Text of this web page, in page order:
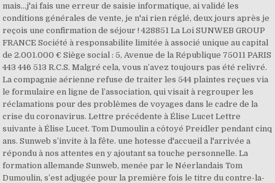
mais...j'ai fais une erreur de saisie informatique, ai validé les
conditions générales de vente, je n'ai rien réglé, deux jours après je
reçois une confirmation de séjour ! 428851 La Loi SUNWEB GROUP
FRANCE Société à responsabilite limitée à associé unique au capital
de 2.001.000 € Siège social : 5, Avenue de la République 75011 PARIS
443 446 513 R.C.S. Malgré cela, vous n’avez toujours pas été relivré.
La compagnie aérienne refuse de traiter les 544 plaintes reçues via
le formulaire en ligne de l’association, qui visait à regrouper les
réclamations pour des problèmes de voyages dans le cadre de la
crise du coronavirus. Lettre précédente à Élise Lucet Lettre
suivante à Élise Lucet. Tom Dumoulin a côtoyé Preidler pendant cinq
ans. Sunweb s’invite à la fête. une hotesse d'accueil a l'arrivée a
répondu à nos attentes en y ajoutant sa touche personnelle. La
formation allemande Sunweb, menée par le Néerlandais Tom
Dumoulin, s’est adjugée pour la première fois le titre du contre-la-